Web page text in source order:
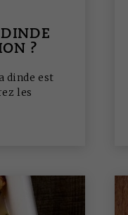
?
dinde est
les